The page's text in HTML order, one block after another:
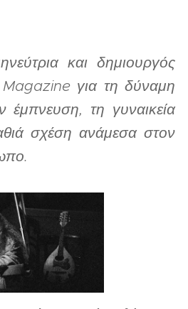
και δημιουργός
για τη δύναμη
έμπνευση, τη γυναικεία
σχέση ανάμεσα στον